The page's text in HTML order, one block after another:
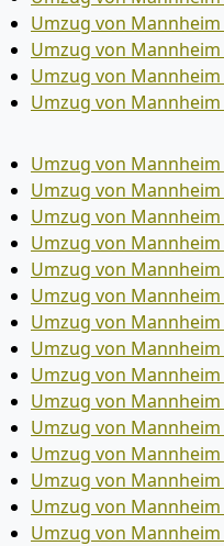
Umzug von
Umzug von
Umzug von
Umzug von
Umzug von
Umzug von Mannheim
Umzug von Mannheim
Umzug von
Umzug von
Umzug von
Umzug von
Umzug von
Umzug von
Umzug von
Umzug von
Umzug von
Umzug von
Umzug von Mannheim
Umzug von